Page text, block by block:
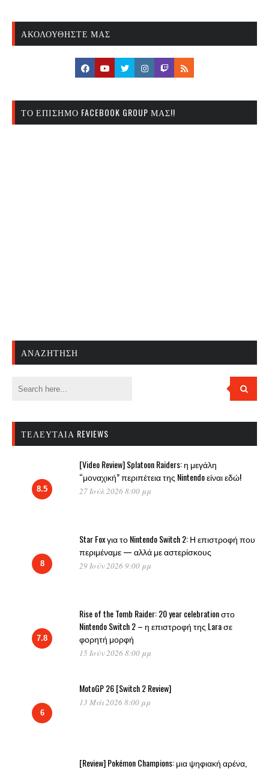
ΑΚΟΛΟΥΘΉΣΤΕ ΜΑΣ
ΤΟ ΕΠΊΣΗΜΟ FACEBOOK GROUP ΜΑΣ!!
ΑΝΑΖΉΤΗΣΗ
ΤΕΛΕΥΤΑΊΑ REVIEWS
8.5
[Video Review] Splatoon Raiders: η μεγάλη
“μοναχική” περιπέτεια της Nintendo είναι εδώ!
27 Ιούλ 2026 8:00 μμ
8
Star Fox για το Nintendo Switch 2: Η επιστροφή που
περιμέναμε — αλλά με αστερίσκους
29 Ιούν 2026 9:00 μμ
7.8
Rise of the Tomb Raider: 20 year celebration στο
Nintendo Switch 2 – η επιστροφή της Lara σε
φορητή μορφή
15 Ιούν 2026 8:00 μμ
6
MotoGP 26 [Switch 2 Review]
13 Μάι 2026 8:00 μμ
[Review] Pokémon Champions: μια ψηφιακή αρένα,